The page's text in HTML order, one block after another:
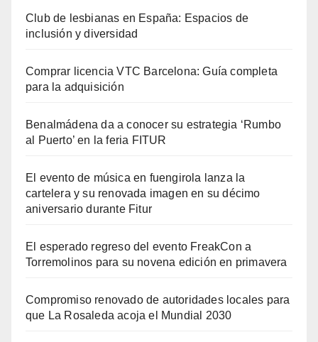
Club de lesbianas en España: Espacios de
inclusión y diversidad
Comprar licencia VTC Barcelona: Guía completa
para la adquisición
Benalmádena da a conocer su estrategia ‘Rumbo
al Puerto’ en la feria FITUR
El evento de música en fuengirola lanza la
cartelera y su renovada imagen en su décimo
aniversario durante Fitur
El esperado regreso del evento FreakCon a
Torremolinos para su novena edición en primavera
Compromiso renovado de autoridades locales para
que La Rosaleda acoja el Mundial 2030